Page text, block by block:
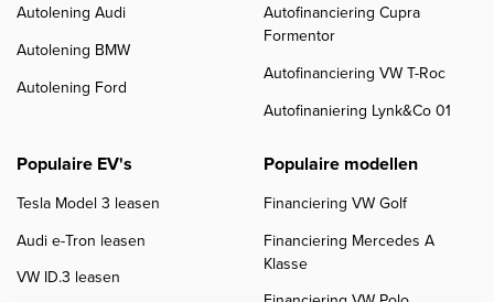
Autolening Audi
Autolening BMW
Autolening Ford
Autofinanciering Cupra
Formentor
Autofinanciering VW T-Roc
Autofinaniering Lynk&Co 01
Populaire EV's
Tesla Model 3 leasen
Audi e-Tron leasen
VW ID.3 leasen
Populaire modellen
Financiering VW Golf
Financiering Mercedes A
Klasse